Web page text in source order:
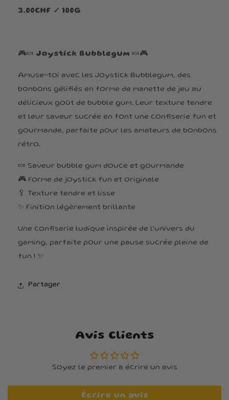
3.00CHF / 100G
🎮🍬 Joystick Bubblegum 🍬🎮
Amuse-toi avec les Joystick Bubblegum, des
bonbons gélifiés en forme de manette de jeu au
délicieux goût de bubble gum. Leur texture tendre
et leur saveur sucrée en font une confiserie fun et
gourmande, parfaite pour les amateurs de bonbons
rétro.
🍬 Saveur bubble gum douce et gourmande
🎮 Forme de joystick fun et originale
🥄 Texture tendre et lisse
✨ Finition légèrement brillante
Une confiserie ludique inspirée de l’univers du
gaming, parfaite pour une pause sucrée pleine de
fun ! ✨
Partager
Avis Clients
Soyez le premier à écrire un avis
Écrire un avis